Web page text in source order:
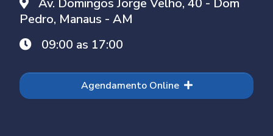
Av. Domingos Jorge Velho, 40 - Dom
Pedro, Manaus - AM
09:00 as 17:00
Agendamento Online